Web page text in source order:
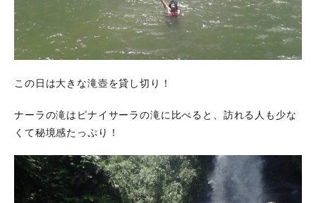
この日は大きな滝壺を貸し切り！
ナーラの滝はピナイサーラの滝に比べると、訪れる人も少な
くて秘境感たっぷり！